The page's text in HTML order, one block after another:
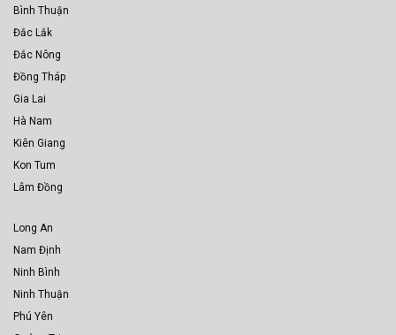
Bình Thuận
Đắc Lắk
Đắc Nông
Đồng Tháp
Gia Lai
Hà Nam
Kiên Giang
Kon Tum
Lâm Đồng
Long An
Nam Định
Ninh Bình
Ninh Thuận
Phú Yên